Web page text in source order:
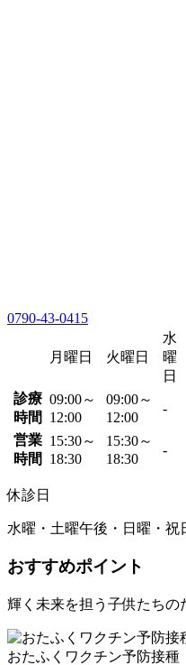
0790-43-0415
月曜日 火曜日
水
曜
日
診療
時間
09:00～
12:00
09:00～
12:00
-
営業
時間
15:30～
18:30
15:30～
18:30
-
休診日
水曜・土曜午後・日曜・祝
おすすめポイント
輝く未来を担う子供たちの
おたふくワクチン予防接種